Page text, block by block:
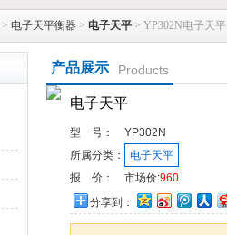
> 电子天平衡器 > 电子天平 > YP302N电子天平
产品展示 Products
电子天平
型 号：
YP302N
所属分类：
电子天平
报 价：
市场价:960
分享到：